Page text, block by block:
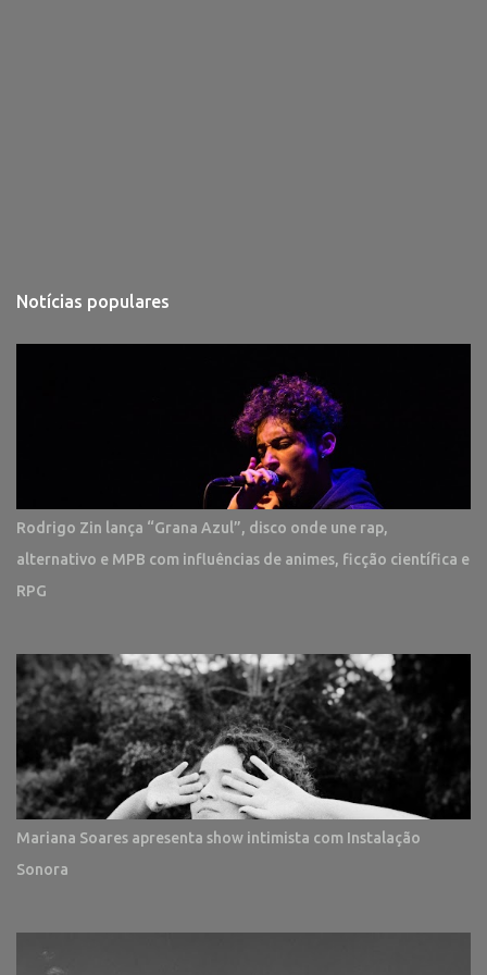
Notícias populares
Rodrigo Zin lança “Grana Azul”, disco onde une rap,
alternativo e MPB com influências de animes, ficção científica e
RPG
Mariana Soares apresenta show intimista com Instalação
Sonora